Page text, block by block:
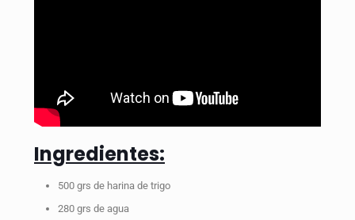
Ingredientes:
500 grs de harina de trigo
280 grs de agua